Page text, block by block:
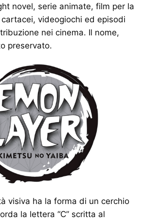
novel, serie animate, film per la
videogiochi ed episodi
nei cinema. Il nome,
preservato.
visiva ha la forma di un cerchio
la lettera “C” scritta al